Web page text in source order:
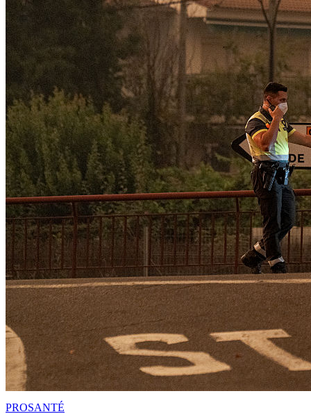
PROSANTÉ